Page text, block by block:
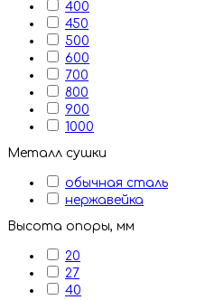
400
450
500
600
700
800
900
1000
Металл сушки
обычная сталь
нержавейка
Высота опоры, мм
20
27
40